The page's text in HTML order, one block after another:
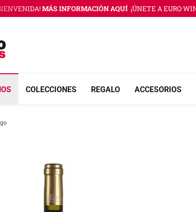
MÁS INFORMACIÓN AQUÍ ¡ÚNETE A EURO
COLECCIONES REGALO ACCESORIOS